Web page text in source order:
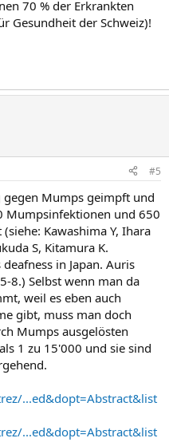
70 % der Erkrankten
Gesundheit der Schweiz)!
#5
Mumps geimpft und
Mumpsinfektionen und 650
Kawashima Y, Ihara
S, Kitamura K.
in Japan. Auris
8.) Selbst wenn man da
weil es eben auch
gibt, muss man doch
Mumps ausgelösten
1 zu 15'000 und sie sind
...ed&dopt=Abstract&list
...ed&dopt=Abstract&list